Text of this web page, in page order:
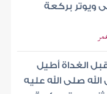
ويوتر بركعة
الغداة أطيل
صلى الله عليه